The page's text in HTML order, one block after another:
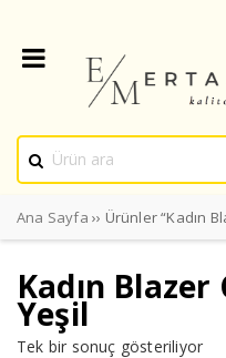
Ana Sayfa ›› Ürünler “Kadın
Kadın
Yeşil
Tek bir sonuç gösteriliyor